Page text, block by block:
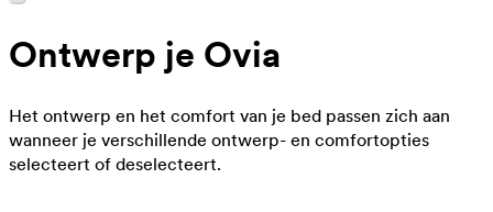
Ontwerp je Ovia
Het ontwerp en het comfort van je bed passen zich aan
wanneer je verschillende ontwerp- en comfortopties
selecteert of deselecteert.